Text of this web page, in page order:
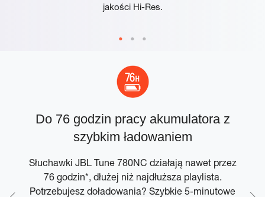
jakości Hi-Res.
Do 76 godzin pracy akumulatora z
szybkim ładowaniem
Słuchawki JBL Tune 780NC działają nawet przez
76 godzin*, dłużej niż najdłuższa playlista.
Potrzebujesz doładowania? Szybkie 5-minutowe